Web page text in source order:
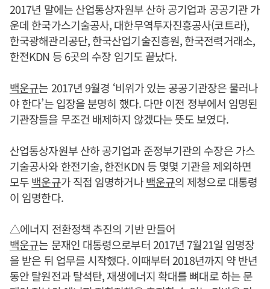
2017년 말에는 산업통상자원부 산하 공기업과 공공기관 가
운데 한국가스기술공사, 대한무역투자진흥공사(코트라),
한국광해관리공단, 한국산업기술진흥원, 한국전력거래소,
한전KDN 등 6곳의 수장 임기도 끝났다.
백운규는 2017년 9월경 ‘비위가 있는 공공기관장은 물러나
야 한다’는 입장을 분명히 했다. 다만 이전 정부에서 임명된
기관장들을 무조건 배제하지 않겠다는 뜻도 보였다.
산업통상자원부 산하 공기업과 준정부기관의 수장은 가스
기술공사와 한전기술, 한전KDN 등 몇몇 기관을 제외하면
모두백운규가 직접 임명하거나백운규의 제청으로 대통령
이 임명한다.
△에너지 전환정책 추진의 기반 만들어
백운규는 문재인 대통령으로부터 2017년 7월21일 임명장
을 받은 뒤 업무를 시작했다. 이때부터 2018년까지 약 반년
동안 탈원전과 탈석탄, 재생에너지 확대를 뼈대로 하는 문